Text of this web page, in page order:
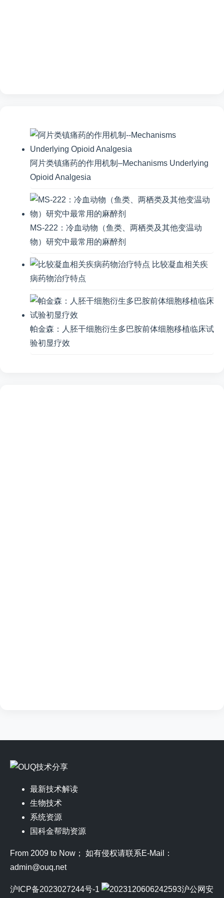
阿片类镇痛药的作用机制–Mechanisms Underlying
Opioid Analgesia
MS-222：冷血动物（鱼类、两栖类及其他变温动
物）研究中最常用的麻醉剂
比较凝血相关疾
病药物治疗特点
帕金森：人胚干细胞衍生多巴胺前体细胞移植临床试
验初显疗效
最新技术解读
生物技术
系统资源
国科金帮助资源
From 2009 to Now； 如有侵权请联系E-Mail：
admin@ouq.net
沪ICP备2023027244号-1 沪公网安